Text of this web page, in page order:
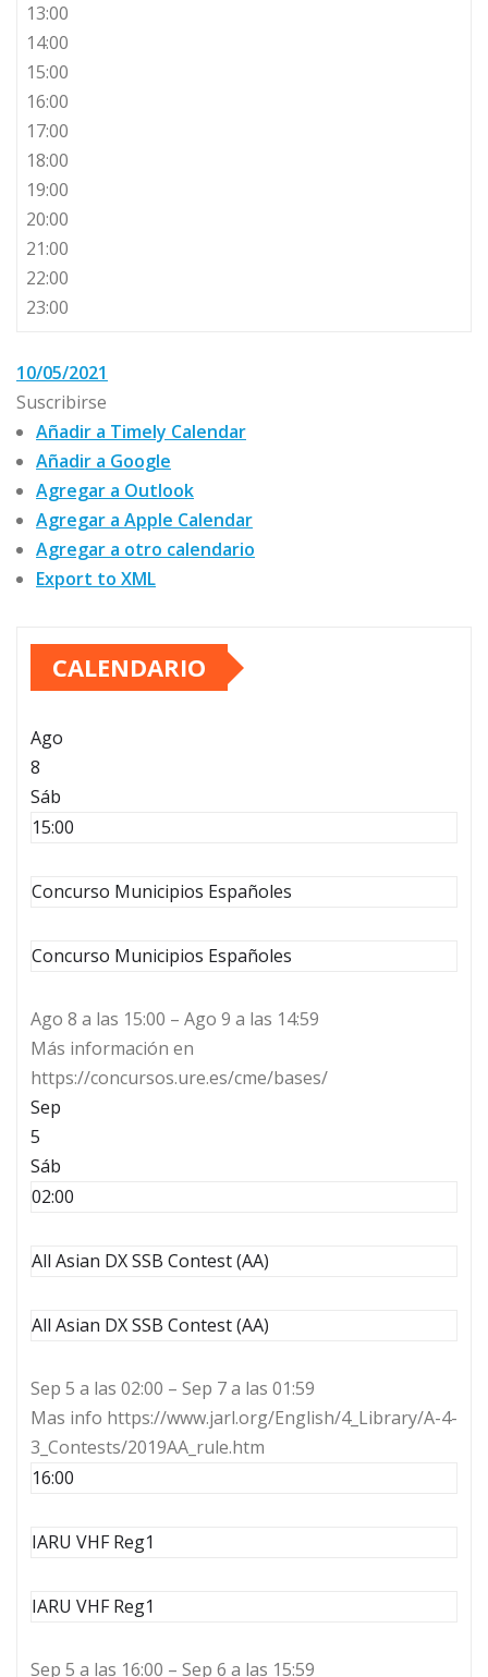
13:00
14:00
15:00
16:00
17:00
18:00
19:00
20:00
21:00
22:00
23:00
10/05/2021
Suscribirse
Añadir a Timely Calendar
Añadir a Google
Agregar a Outlook
Agregar a Apple Calendar
Agregar a otro calendario
Export to XML
CALENDARIO
Ago
8
Sáb
15:00
Concurso Municipios Españoles
Concurso Municipios Españoles
Ago 8 a las 15:00 – Ago 9 a las 14:59
Más información en
https://concursos.ure.es/cme/bases/
Sep
5
Sáb
02:00
All Asian DX SSB Contest (AA)
All Asian DX SSB Contest (AA)
Sep 5 a las 02:00 – Sep 7 a las 01:59
Mas info https://www.jarl.org/English/4_Library/A-4-
3_Contests/2019AA_rule.htm
16:00
IARU VHF Reg1
IARU VHF Reg1
Sep 5 a las 16:00 – Sep 6 a las 15:59